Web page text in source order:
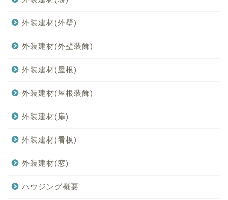
外装建材(外壁)
外装建材(外壁装飾)
外装建材(屋根)
外装建材(屋根装飾)
外装建材(扉)
外装建材(看板)
外装建材(窓)
ハウジング概要